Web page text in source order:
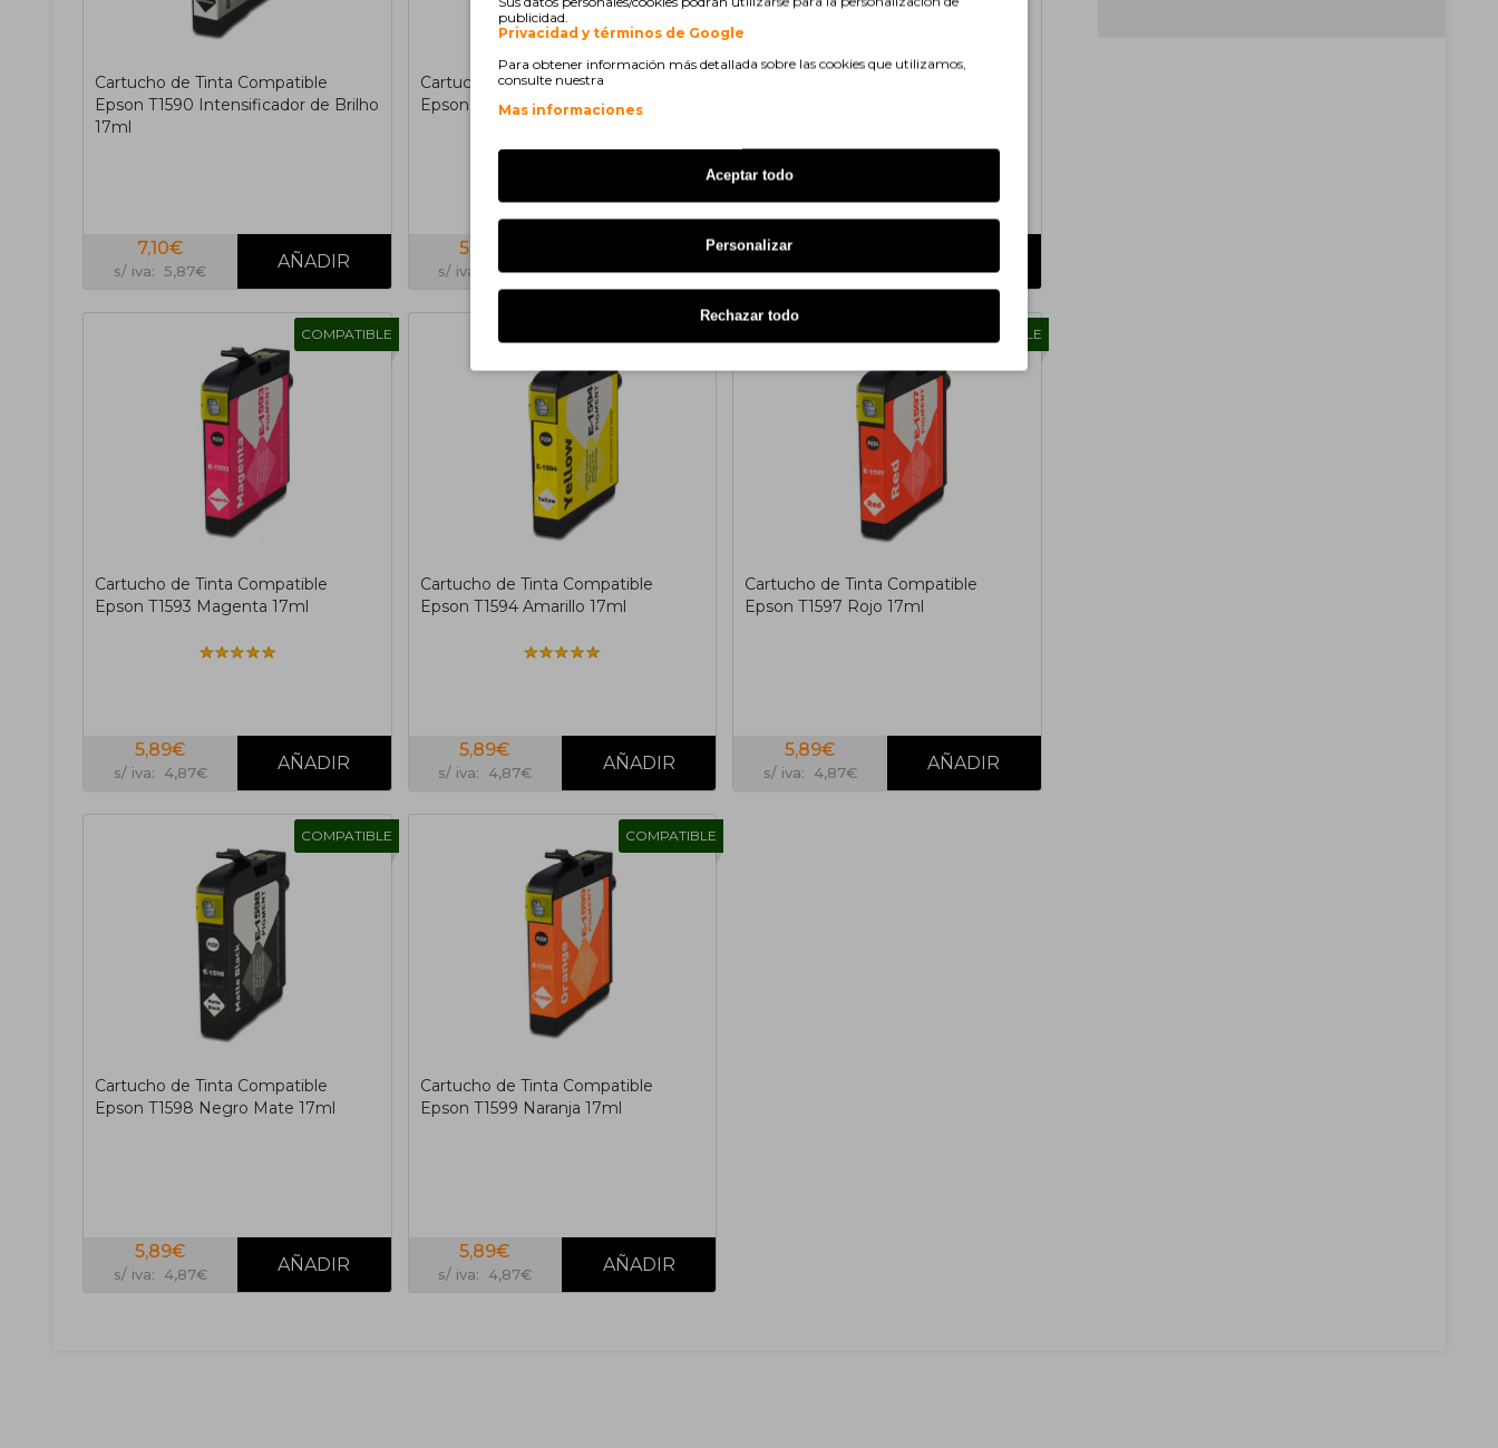
Cartucho de Tinta Compatible
Epson T1590 Intensificador de Brilho
17ml
7,10€
s/ iva: 5,87€
Cartucho de Tinta Compatible
Epson T1591 Negro Foto 17ml
5,89€
s/ iva: 4,87€
7,10€
s/ iva: 5,87€
COMPATIBLE
Cartucho de Tinta Compatible
Epson T1593 Magenta 17ml
5,89€
s/ iva: 4,87€
Cartucho de Tinta Compatible
Epson T1594 Amarillo 17ml
5,89€
s/ iva: 4,87€
COMPATIBLE
Cartucho de Tinta Compatible
Epson T1597 Rojo 17ml
5,89€
s/ iva: 4,87€
COMPATIBLE
Cartucho de Tinta Compatible
Epson T1598 Negro Mate 17ml
5,89€
s/ iva: 4,87€
COMPATIBLE
Cartucho de Tinta Compatible
Epson T1599 Naranja 17ml
5,89€
s/ iva: 4,87€
publicidad.
Privacidad y términos de Google
Para obtener información más detallada sobre las cookies que utilizamos,
consulte nuestra
Mas informaciones
Aceptar todo
Personalizar
Rechazar todo